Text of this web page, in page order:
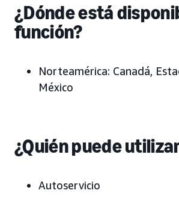
¿Dónde está
función?
Norteamérica: Canadá,
México
¿Quién puede
Autoservicio